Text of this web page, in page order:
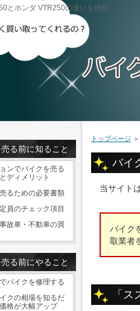
とホンダ VTR250の違いを比較
トップページ ＞
バイ
当サイト
バイク
取業者
「
る前に知ること
ンでバイクを売る
ディメリット
るための必要書類
員のチェック項目
故車・不動車の買
る前にやること
バイクを修理する
クの相場を知るだ
格が大幅アップ